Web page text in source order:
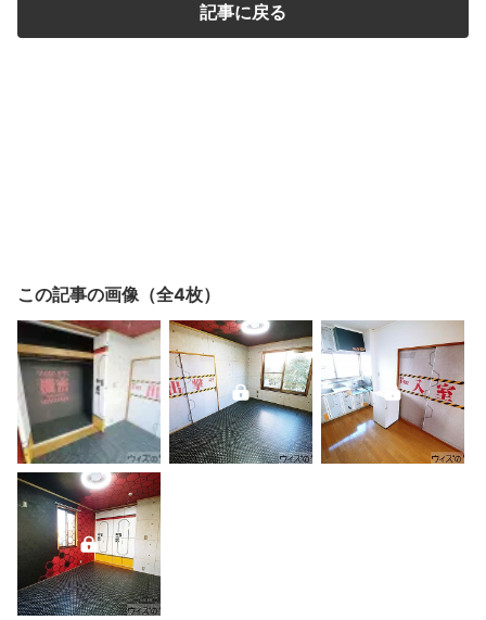
記事に戻る
この記事の画像（全4枚）